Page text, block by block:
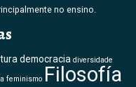
no ensino.
democracia diversidade
feminismo Filosofía